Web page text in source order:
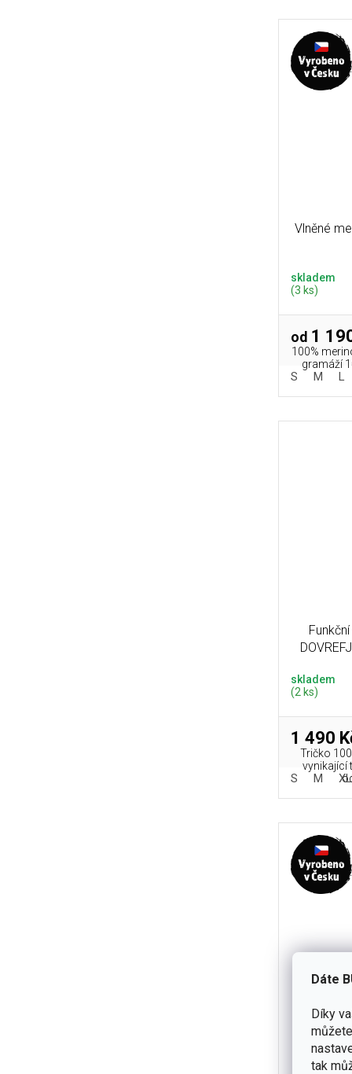
Dáte
Díky
tak
Vlněné
skladem
(3 ks)
od 1
100%
gramáží
S M L
skladem
(2 ks)
1 490
Tričko
vynikající
S M XL
Dámské